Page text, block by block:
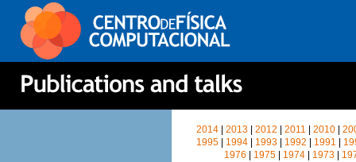
2014 |2013 |2012 |2011 |2010 |
1995| 1994| 1993| 1992 1991
1976
1975 1974 1973